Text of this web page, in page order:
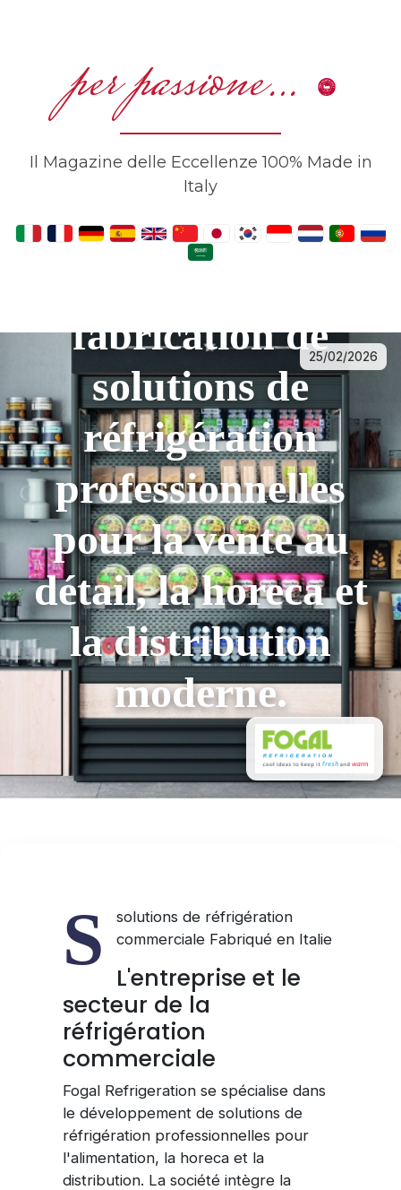
per passione…
Il Magazine delle Eccellenze 100% Made in
Italy
25/02/2026
Fogal Refrigeration
fabrication de
solutions de
réfrigération
professionnelles
pour la vente au
détail, la horeca et
la distribution
moderne.
S
solutions de réfrigération
commerciale Fabriqué en Italie
L'entreprise et le
secteur de la
réfrigération
commerciale
Fogal Refrigeration se spécialise dans
le développement de solutions de
réfrigération professionnelles pour
l'alimentation, la horeca et la
distribution. La société intègre la